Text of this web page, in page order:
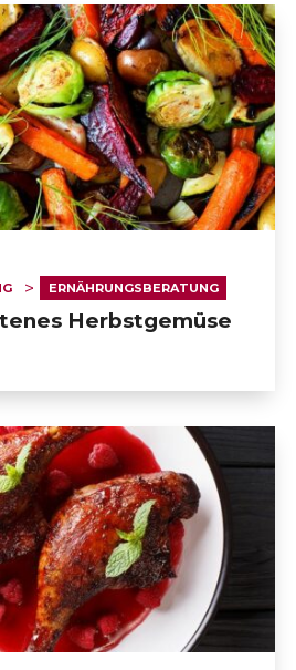
ERNÄHRUNGSBERATUNG
Herbstgemüse